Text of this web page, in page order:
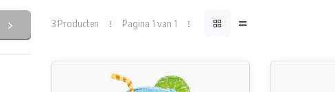
3 Producten Pagina 1 van 1